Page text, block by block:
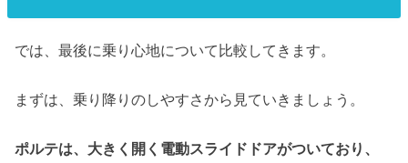
では、最後に乗り心地について比較してきます。
まずは、乗り降りのしやすさから見ていきましょう。
ポルテは、大きく開く電動スライドドアがついており、